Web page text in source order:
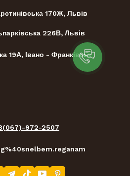
170Ж, Львів
226В, Львів
19А, Івано - Франківськ
972-2507